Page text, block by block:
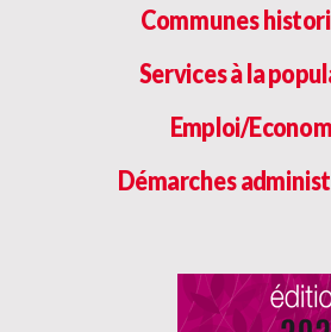
Communes
Services à la
Emploi/
Démarches